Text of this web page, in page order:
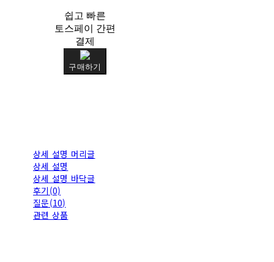
쉽고 빠른
토스페이 간편
결제
구매하기
상세 설명 머리글
상세 설명
상세 설명 바닥글
후기(0)
질문(10)
관련 상품